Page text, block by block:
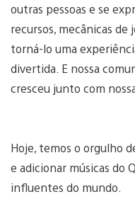
outras pessoas e se
recursos, mecânicas de
torná-lo uma
divertida. E nossa
cresceu junto com
Hoje, temos o orgulho
e adicionar músicas do
influentes do mundo.